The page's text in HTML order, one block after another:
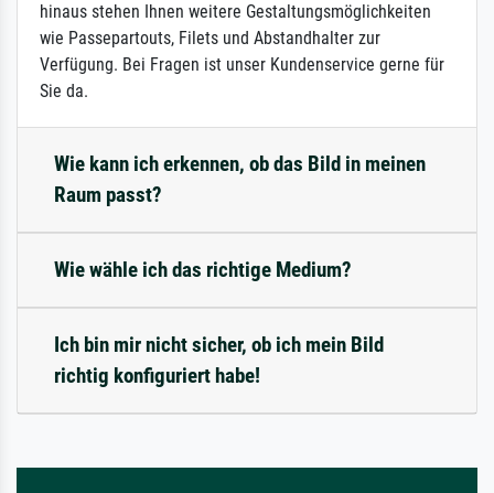
hinaus stehen Ihnen weitere Gestaltungsmöglichkeiten
wie Passepartouts, Filets und Abstandhalter zur
Verfügung. Bei Fragen ist unser Kundenservice gerne für
Sie da.
Wie kann ich erkennen, ob das Bild in meinen
Raum passt?
Wie wähle ich das richtige Medium?
Ich bin mir nicht sicher, ob ich mein Bild
richtig konfiguriert habe!